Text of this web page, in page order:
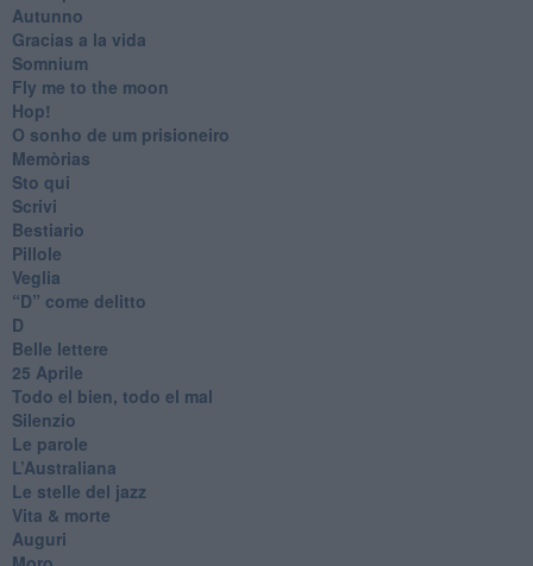
Autunno
Gracias a la vida
Somnium
Fly me to the moon
Hop!
O sonho de um prisioneiro
Memòrias
Sto qui
Scrivi
Bestiario
Pillole
Veglia
​“D” come delitto
D
Belle lettere
25 Aprile
Todo el bien, todo el mal
Silenzio
Le parole
​L’Australiana
Le stelle del jazz
Vita & morte
Auguri